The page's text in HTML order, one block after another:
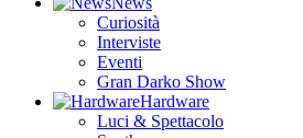
Curiosità
Interviste
Eventi
Gran Darko Show
Hardware
Luci & Spettacolo